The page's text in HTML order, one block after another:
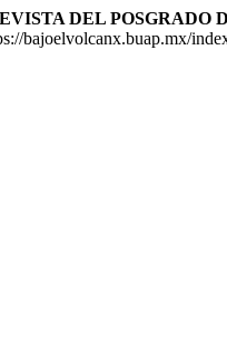
DEL POSGRADO
bajoelvolcanx.buap.mx/